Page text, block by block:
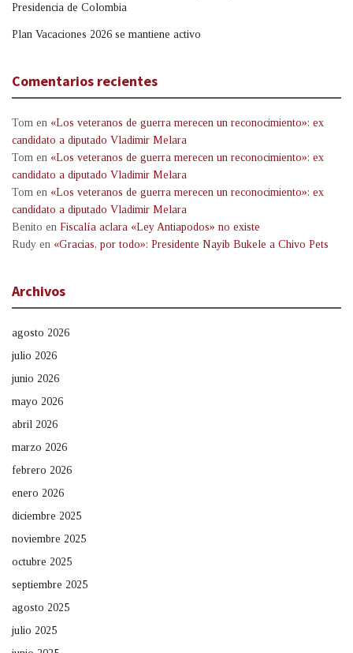
Presidencia de Colombia
Plan Vacaciones 2026 se mantiene activo
Comentarios recientes
Tom en «Los veteranos de guerra merecen un reconocimiento»: ex
candidato a diputado Vladimir Melara
Tom en «Los veteranos de guerra merecen un reconocimiento»: ex
candidato a diputado Vladimir Melara
Tom en «Los veteranos de guerra merecen un reconocimiento»: ex
candidato a diputado Vladimir Melara
Benito en Fiscalía aclara «Ley Antiapodos» no existe
Rudy en «Gracias, por todo»: Presidente Nayib Bukele a Chivo Pets
Archivos
agosto 2026
julio 2026
junio 2026
mayo 2026
abril 2026
marzo 2026
febrero 2026
enero 2026
diciembre 2025
noviembre 2025
octubre 2025
septiembre 2025
agosto 2025
julio 2025